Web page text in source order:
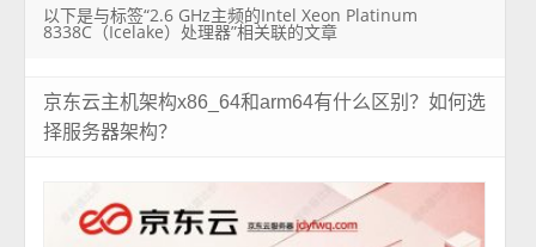
以下是与标签“2.6 GHz主频的Intel Xeon Platinum
8338C（Icelake）处理器”相关联的文章
京东云主机架构x86_64和arm64有什么区别？如何选
择服务器架构？